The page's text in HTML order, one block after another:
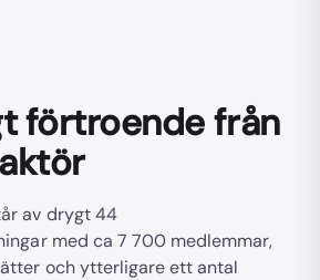
förtroende från
av drygt 44
med ca 7 700 medlemmar,
och ytterligare ett antal